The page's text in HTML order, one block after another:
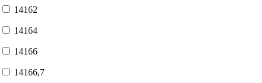
14162
14164
14166
14166,7